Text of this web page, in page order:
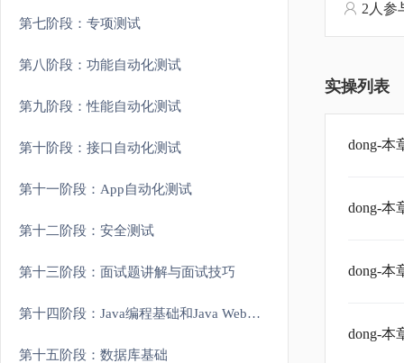
第七阶段：专项测试
第八阶段：功能自动化测试
第九阶段：性能自动化测试
第十阶段：接口自动化测试
第十一阶段：App自动化测试
第十二阶段：安全测试
第十三阶段：面试题讲解与面试技巧
第十四阶段：Java编程基础和Java Web开发基础
第十五阶段：数据库基础
2人参
实操列表
dong-本
dong-本
dong-本
dong-本